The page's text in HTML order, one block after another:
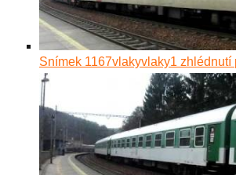
Snímek 1167vlakyvlaky1 zhlédnutí